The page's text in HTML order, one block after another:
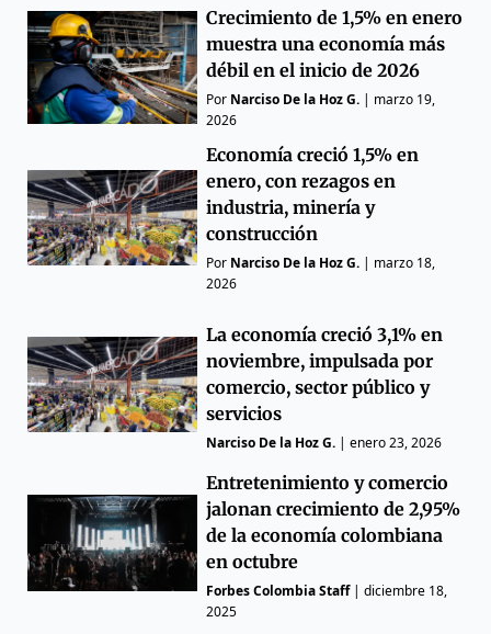
Crecimiento de 1,5% en enero
muestra una economía más
débil en el inicio de 2026
Por Narciso De la Hoz G. | marzo 19,
2026
Economía creció 1,5% en
enero, con rezagos en
industria, minería y
construcción
Por Narciso De la Hoz G. | marzo 18,
2026
La economía creció 3,1% en
noviembre, impulsada por
comercio, sector público y
servicios
Narciso De la Hoz G. |enero 23, 2026
Entretenimiento y comercio
jalonan crecimiento de 2,95%
de la economía colombiana
en octubre
Forbes Colombia Staff|diciembre 18,
2025